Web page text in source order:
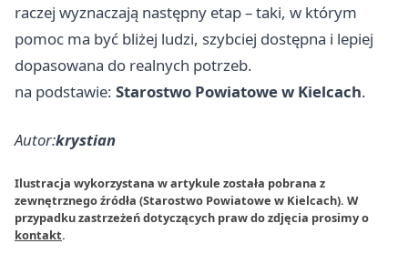
raczej wyznaczają następny etap – taki, w którym
pomoc ma być bliżej ludzi, szybciej dostępna i lepiej
dopasowana do realnych potrzeb.
na podstawie: Starostwo Powiatowe w Kielcach.
Autor:krystian
Ilustracja wykorzystana w artykule została pobrana z
zewnętrznego źródła (Starostwo Powiatowe w Kielcach). W
przypadku zastrzeżeń dotyczących praw do zdjęcia prosimy o
kontakt.